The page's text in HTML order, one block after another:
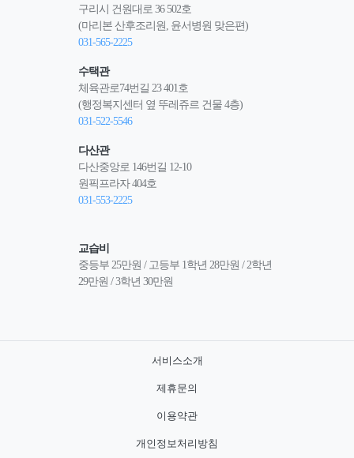
구리시 건원대로 36 502호
(마리본 산후조리원, 윤서병원 맞은편)
031-565-2225
수택관
체육관로74번길 23 401호
(행정복지센터 옆 뚜레쥬르 건물 4층)
031-522-5546
다산관
다산중앙로 146번길 12-10
원픽프라자 404호
031-553-2225
교습비
중등부 25만원 / 고등부 1학년 28만원 / 2학년
29만원 / 3학년 30만원
서비스소개
제휴문의
이용약관
개인정보처리방침